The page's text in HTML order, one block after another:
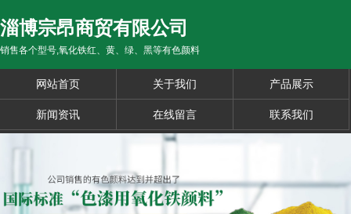
淄博宗昂商贸有限公司
销售各个型号,氧化铁红、黄、绿、黑等有色颜料
网站首页 关于我们 产品展示
新闻资讯 在线留言 联系我们